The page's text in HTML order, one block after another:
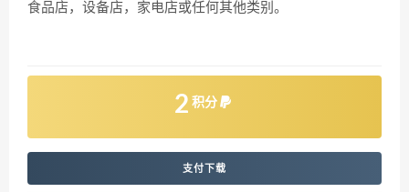
食品店，设备店，家电店或任何其他类别。
2 积分
支付下载